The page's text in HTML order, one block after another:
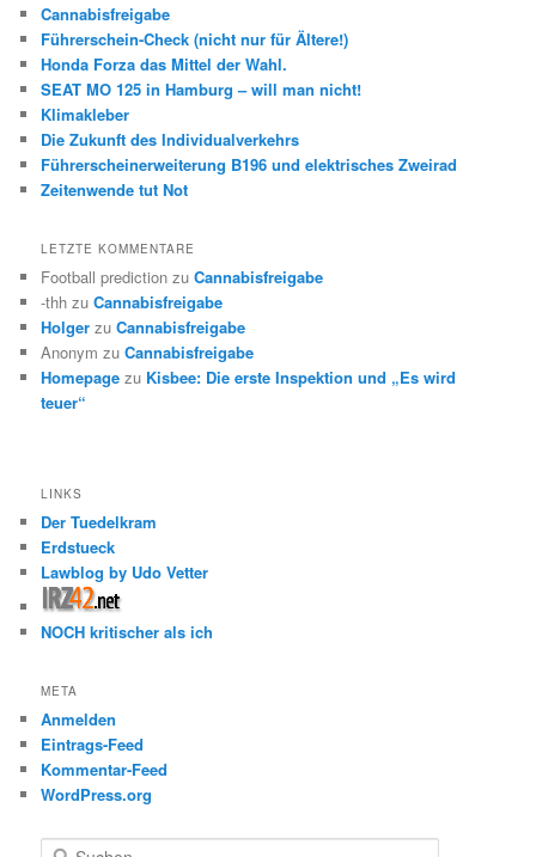
Cannabisfreigabe
Führerschein-Check (nicht nur für Ältere!)
Honda Forza das Mittel der Wahl.
SEAT MO 125 in Hamburg – will man nicht!
Klimakleber
Die Zukunft des Individualverkehrs
Führerscheinerweiterung B196 und elektrisches Zweirad
Zeitenwende tut Not
LETZTE KOMMENTARE
Football prediction zuCannabisfreigabe
-thh zuCannabisfreigabe
Holger zuCannabisfreigabe
Anonym zuCannabisfreigabe
Homepage zu Kisbee: Die erste Inspektion und „Es wird
teuer“
LINKS
Der Tuedelkram
Erdstueck
Lawblog by Udo Vetter
NOCH kritischer als ich
META
Anmelden
Eintrags-Feed
Kommentar-Feed
WordPress.org